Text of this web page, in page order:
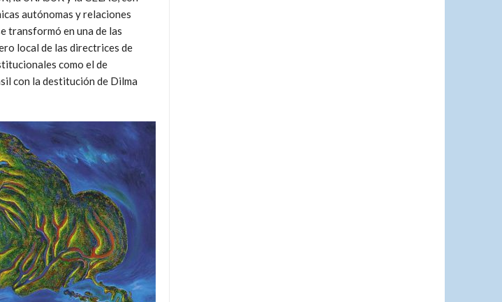
autónomas y relaciones
transformó en una de las
local de las directrices de
como el de
con la destitución de Dilma